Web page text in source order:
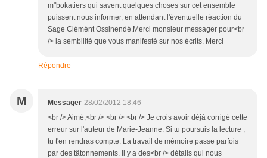
m"bokatiers qui savent quelques choses sur cet ensemble
puissent nous informer, en attendant l'éventuelle réaction du
Sage Clémént Ossinendé.Merci monsieur messager pour<br
/> la sembilité que vous manifesté sur nos écrits. Merci
Répondre
M Messager 28/02/2012 18:46
<br /> Aimé,<br /> <br /> <br /> Je crois avoir déjà corrigé cette
erreur sur l'auteur de Marie-Jeanne. Si tu poursuis la lecture ,
tu t'en rendras compte. La travail de mémoire passe parfois
par des tâtonnements. Il y a des<br /> détails qui nous